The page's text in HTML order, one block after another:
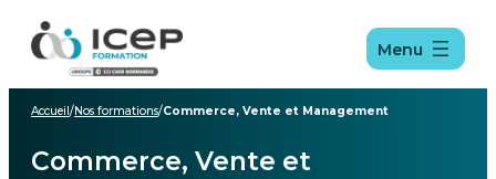
Aller
menu
Aller
contenu
Aller
pied
de
page
Menu
Accueil /Nos formations/Commerce, Vente et Management
Commerce, Vente et